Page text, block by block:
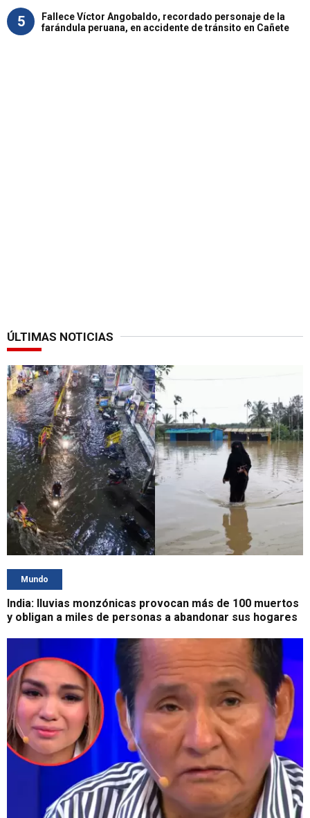
5
Fallece Víctor Angobaldo, recordado personaje de la
farándula peruana, en accidente de tránsito en Cañete
ÚLTIMAS NOTICIAS
Mundo
India: lluvias monzónicas provocan más de 100 muertos
y obligan a miles de personas a abandonar sus hogares